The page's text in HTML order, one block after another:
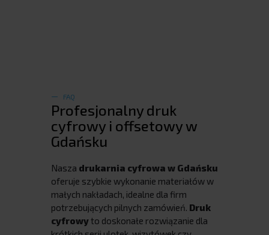
FAQ
Profesjonalny druk
cyfrowy i offsetowy w
Gdańsku
Nasza drukarnia cyfrowa w Gdańsku
oferuje szybkie wykonanie materiałów w
małych nakładach, idealne dla firm
potrzebujących pilnych zamówień. Druk
cyfrowyto doskonałe rozwiązanie dla